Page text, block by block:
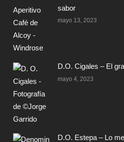
sabor
mayo 13, 2023
D.O. Cigales – El
mayo 4, 2023
D.O. Estepa – Lo